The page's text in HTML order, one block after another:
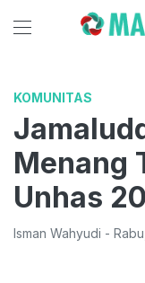
KOMUNITAS
Menang
Unhas
Isman Wahyudi - Rabu